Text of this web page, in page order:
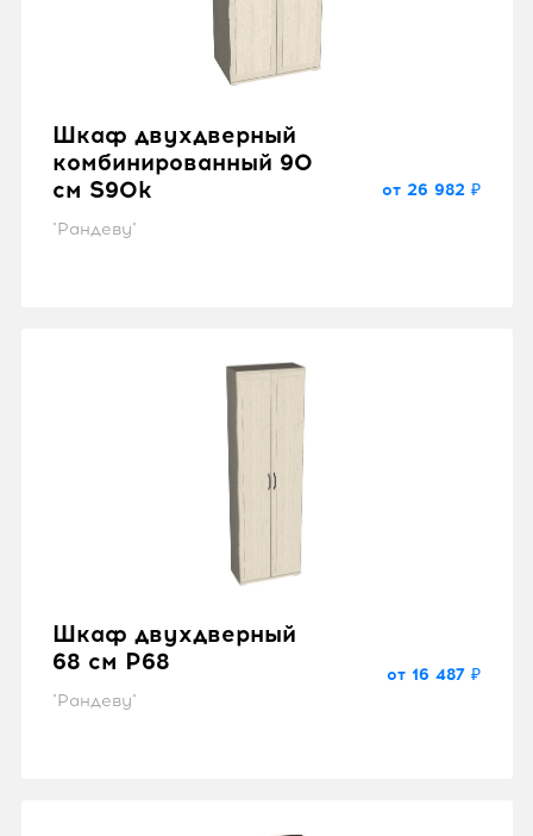
Шкаф двухдверный
комбинированный 90
см S90k
"Рандеву"
от 26 982 ₽
Шкаф двухдверный
68 см P68
"Рандеву"
от 16 487 ₽